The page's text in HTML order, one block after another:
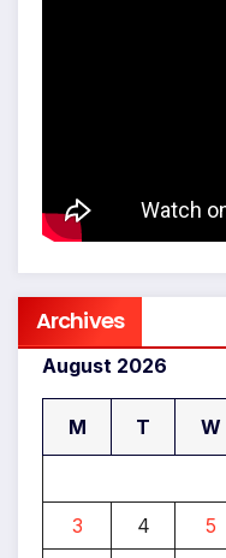
Archives
August 2026
M T W
3
4 5